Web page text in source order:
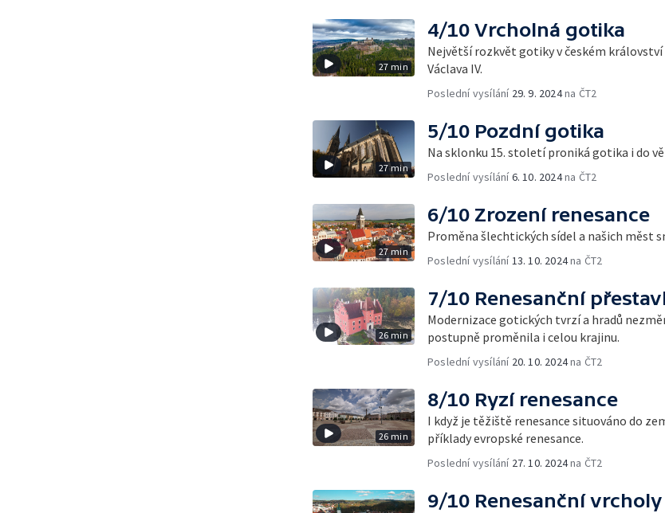
27 min
4/10 Vrcholná gotika
Největší rozkvět gotiky v českém království
Václava IV.
Poslední vysílání 29. 9. 2024na ČT2
27 min
5/10 Pozdní gotika
Na sklonku 15. století proniká gotika i do
Poslední vysílání6. 10. 2024na ČT2
27 min
6/10 Zrození renesance
Proměna šlechtických sídel a našich měst
Poslední vysílání13. 10. 2024na ČT2
26 min
7/10 Renesanční
Modernizace gotických tvrzí a hradů
postupně proměnila i celou krajinu.
Poslední vysílání 20. 10. 2024na ČT2
26 min
8/10 Ryzí renesance
I když je těžiště renesance situováno do
příklady evropské renesance.
Poslední vysílání 27. 10. 2024na ČT2
9/10 Renesanční vrcholy